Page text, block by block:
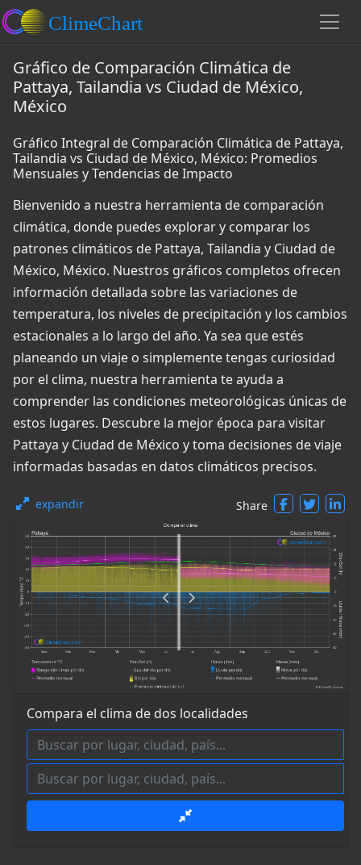
Gráfico de Comparación Climática de
Pattaya, Tailandia vs Ciudad de México,
México
Gráfico Integral de Comparación Climática de Pattaya,
Tailandia vs Ciudad de México, México: Promedios
Mensuales y Tendencias de Impacto
Bienvenido a nuestra herramienta de comparación
climática, donde puedes explorar y comparar los
patrones climáticos de Pattaya, Tailandia y Ciudad de
México, México. Nuestros gráficos completos ofrecen
información detallada sobre las variaciones de
temperatura, los niveles de precipitación y los cambios
estacionales a lo largo del año. Ya sea que estés
planeando un viaje o simplemente tengas curiosidad
por el clima, nuestra herramienta te ayuda a
comprender las condiciones meteorológicas únicas de
estos lugares. Descubre la mejor época para visitar
Pattaya y Ciudad de México y toma decisiones de viaje
informadas basadas en datos climáticos precisos.
expandir Share
Compara el clima de dos localidades